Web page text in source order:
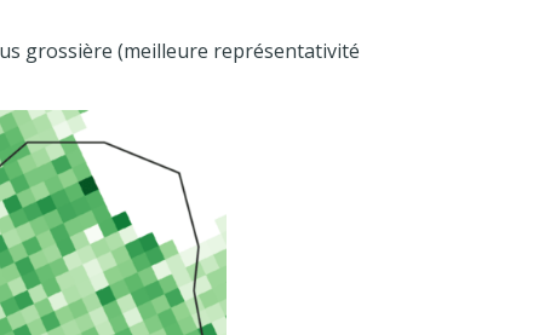
grossière (meilleure représentativité